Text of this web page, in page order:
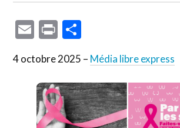
Email
Print
4 octobre 2025 – Média libre express